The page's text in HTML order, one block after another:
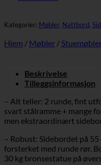
Kategorier: Møbler, Nattbord,
Hjem / Møbler /
Beskrivelse
Tilleggsinformasjon
– Alt teller: 2 runde, fint
svart stålramme + mange
men ekstraordinært
– Robust: Sidebordet på
forsterket med runde rør.
30 kg bronsestatue på